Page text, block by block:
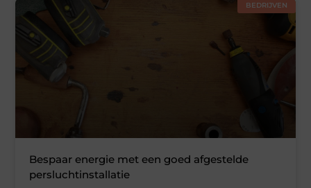
BEDRIJVEN
Bespaar energie met een goed afgestelde
persluchtinstallatie